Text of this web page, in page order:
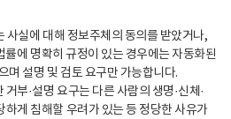
사실에 대해 정보주체의 동의를 받았거나,
률에 명확히 규정이 있는 경우에는 자동화된
며 설명 및 검토 요구만 가능합니다.
부·설명 요구는 다른 사람의 생명·신체·
하게 침해할 우려가 있는 등 정당한 사유가